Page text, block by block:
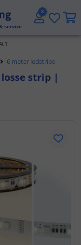
service
NL en BE
in huis
6 meter ledstrips
strip |